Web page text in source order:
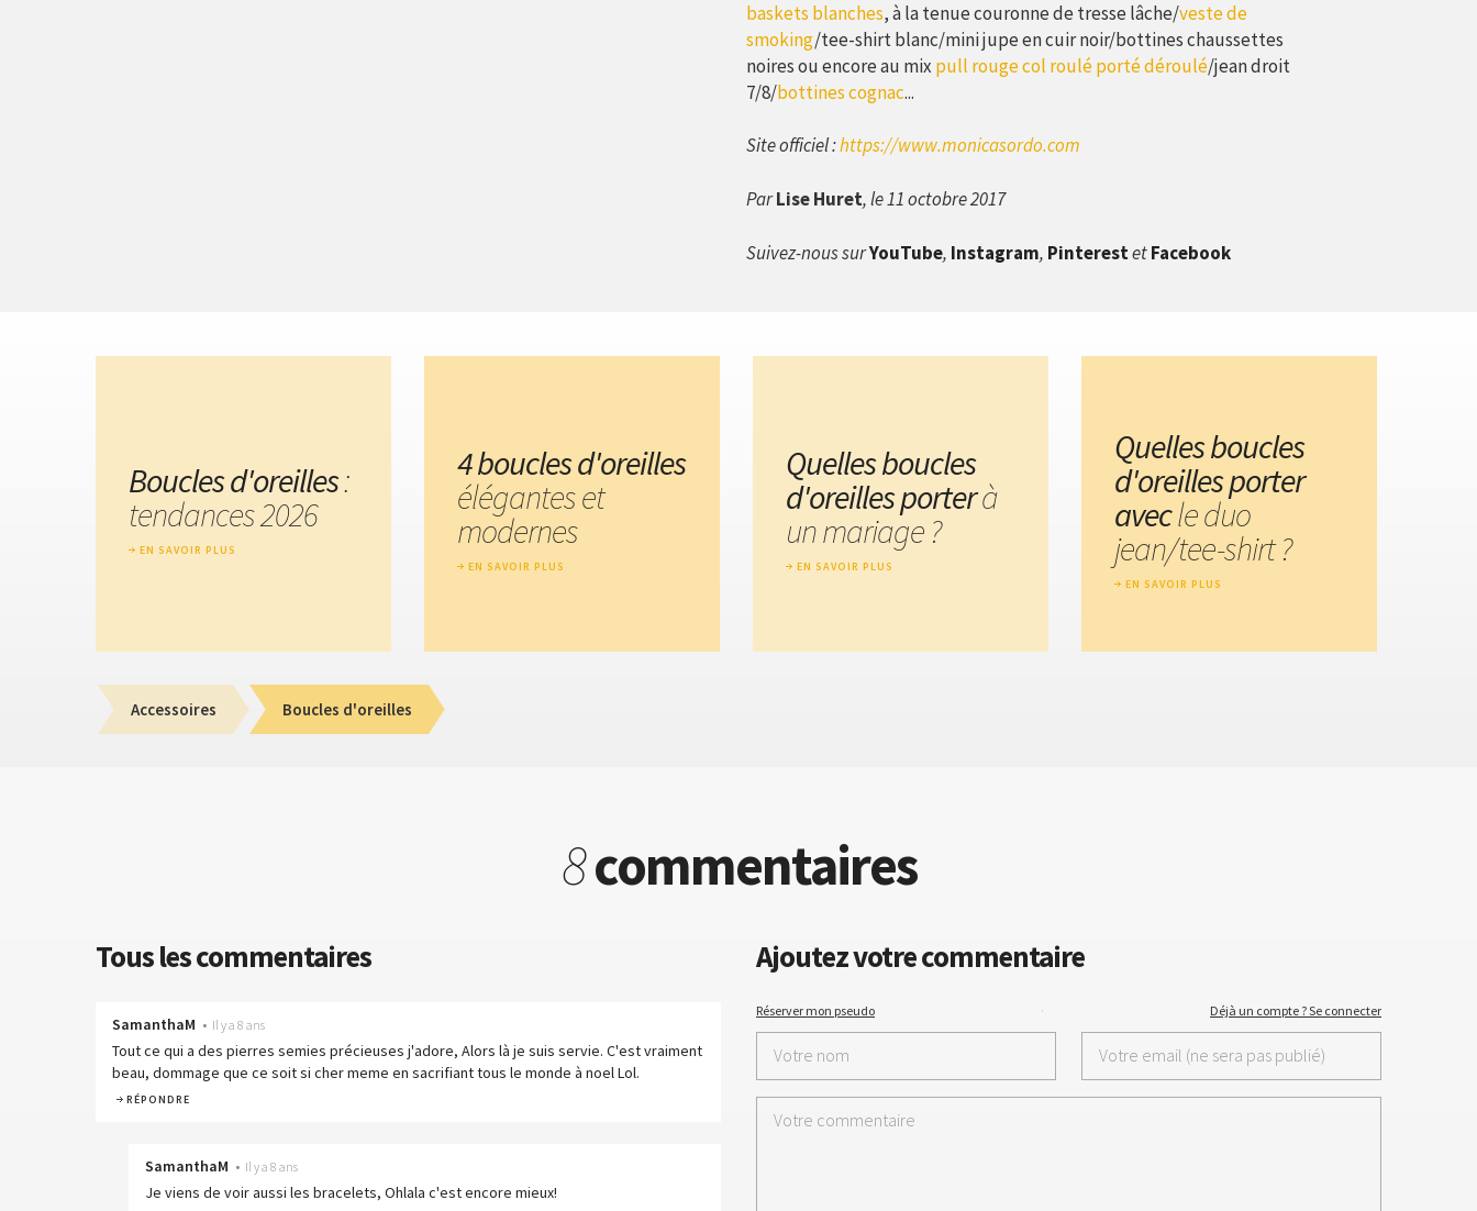
baskets blanches, à la tenue couronne de tresse lâche/veste de
smoking/tee-shirt blanc/mini jupe en cuir noir/bottines chaussettes
noires ou encore au mix pull rouge col roulé porté déroulé/jean droit
7/8/bottines cognac...
Site officiel :https://www.monicasordo.com
ParLise Huret, le 11 octobre 2017
Suivez-nous surYouTube, Instagram, PinterestetFacebook
Boucles d'oreilles:
tendances 2026
EN SAVOIR PLUS
4 boucles d'oreilles
élégantes et
modernes
EN SAVOIR PLUS
Quelles boucles
d'oreilles porterà
un mariage ?
EN SAVOIR PLUS
Quelles boucles
d'oreilles porter
avecle duo
jean/tee-shirt ?
EN SAVOIR PLUS
Accessoires Boucles d'oreilles
8commentaires
Tous les commentaires
SamanthaM • Il y a 8 ans
Tout ce qui a des pierres semies précieuses j'adore, Alors là je suis servie. C'est vraiment
beau, dommage que ce soit si cher meme en sacrifiant tous le monde à noel Lol.
RÉPONDRE
SamanthaM • Il y a 8 ans
Je viens de voir aussi les bracelets, Ohlala c'est encore mieux!
Ajoutez votre commentaire
Réserver mon pseudo · Déjà un compte ? Se connecter